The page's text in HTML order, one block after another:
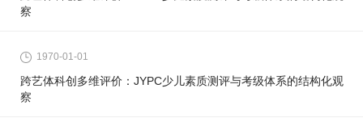
察
1970-01-01
跨艺体科创多维评价：JYPC少儿素质测评与考级体系的结构化观
察